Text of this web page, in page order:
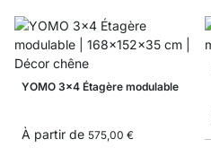
YOMO 3x4 Étagère modulable
À partir de 575,00 €